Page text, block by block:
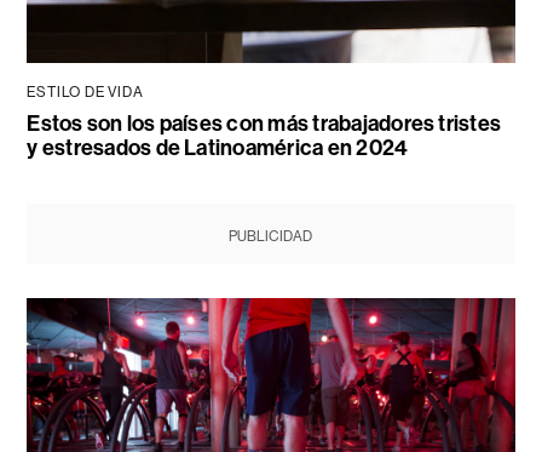
ESTILO DE VIDA
Estos son los países con más trabajadores tristes
y estresados de Latinoamérica en 2024
PUBLICIDAD